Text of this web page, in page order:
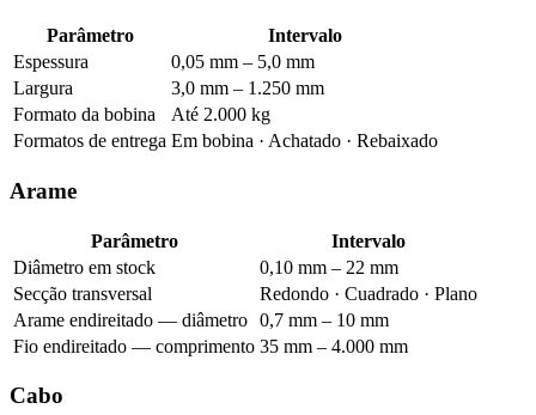
Parâmetro
Intervalo
Espessura
0,05 mm – 5,0 mm
Largura
3,0 mm – 1.250 mm
Formato da bobina
Até 2.000 kg
Formatos de entrega Em bobina · Achatado · Rebaixado
Arame
Parâmetro
Intervalo
Diâmetro em stock
0,10 mm – 22 mm
Secção transversal
Redondo · Cuadrado · Plano
Arame endireitado — diâmetro 0,7 mm – 10 mm
Fio endireitado — comprimento 35 mm – 4.000 mm
Cabo